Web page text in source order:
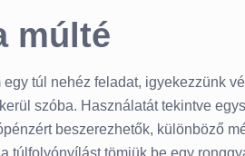
múlté
túl nehéz feladat, igyekezzünk
szóba. Használatát tekintve
beszerezhetők, különböző
túlfolyónyílást tömjük be egy